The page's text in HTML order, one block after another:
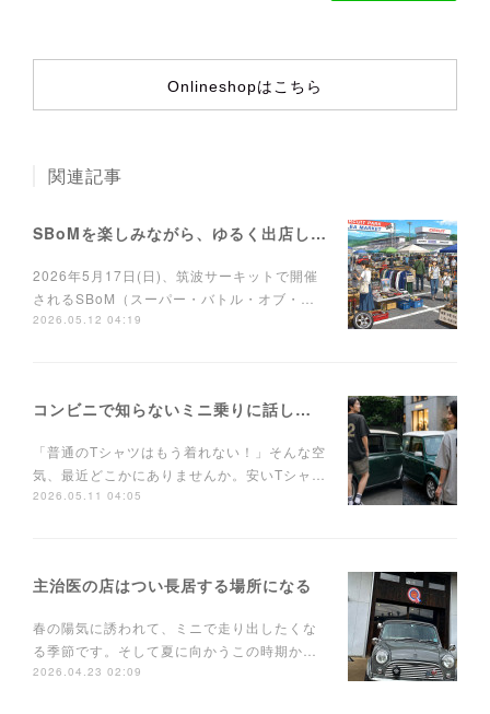
Onlineshopはこちら
関連記事
SBoMを楽しみながら、ゆるく出店しませんか？
2026年5月17日(日)、筑波サーキットで開催
されるSBoM（スーパー・バトル・オブ・…
2026.05.12 04:19
コンビニで知らないミニ乗りに話しかけられるTシャツ
「普通のTシャツはもう着れない！」そんな空
気、最近どこかにありませんか。安いTシャ…
2026.05.11 04:05
主治医の店はつい長居する場所になる
春の陽気に誘われて、ミニで走り出したくな
る季節です。そして夏に向かうこの時期か…
2026.04.23 02:09